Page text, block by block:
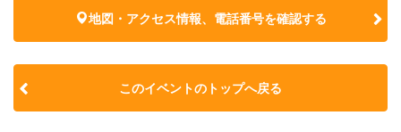
地図・アクセス情報、電話番号を確認する
このイベントのトップへ戻る